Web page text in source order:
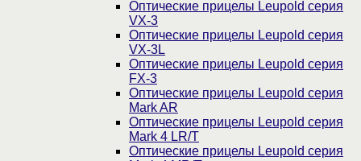
Оптические прицелы Leupold серия
VX-3
Оптические прицелы Leupold серия
VX-3L
Оптические прицелы Leupold серия
FX-3
Оптические прицелы Leupold серия
Mark AR
Оптические прицелы Leupold серия
Mark 4 LR/T
Оптические прицелы Leupold серия